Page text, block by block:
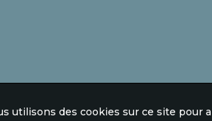
utilisons des cookies sur ce site pour